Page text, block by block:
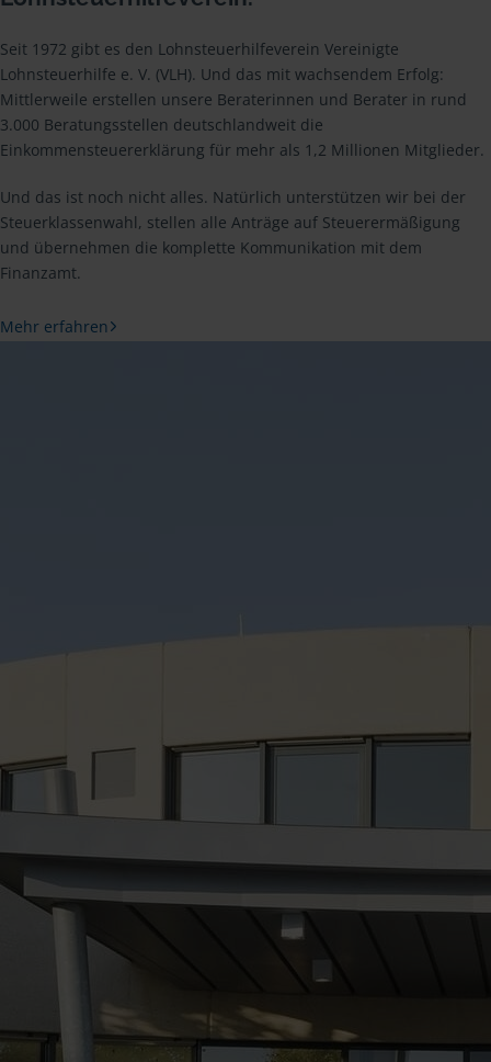
Seit 1972 gibt es den Lohnsteuerhilfeverein Vereinigte
Lohnsteuerhilfe e. V. (VLH). Und das mit wachsendem Erfolg:
Mittlerweile erstellen unsere Beraterinnen und Berater in rund
3.000 Beratungsstellen deutschlandweit die
Einkommensteuererklärung für mehr als 1,2 Millionen Mitglieder.
Und das ist noch nicht alles. Natürlich unterstützen wir bei der
Steuerklassenwahl, stellen alle Anträge auf Steuerermäßigung
und übernehmen die komplette Kommunikation mit dem
Finanzamt.
Mehr erfahren